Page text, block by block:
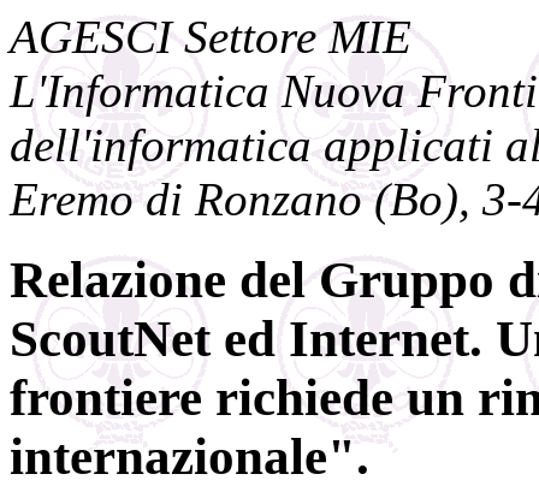
AGESCI Settore MIE
L'Informatica Nuova
dell'informatica applicati
Eremo di Ronzano (Bo),
Relazione del Gruppo
ScoutNet ed Internet.
frontiere richiede un
internazionale".